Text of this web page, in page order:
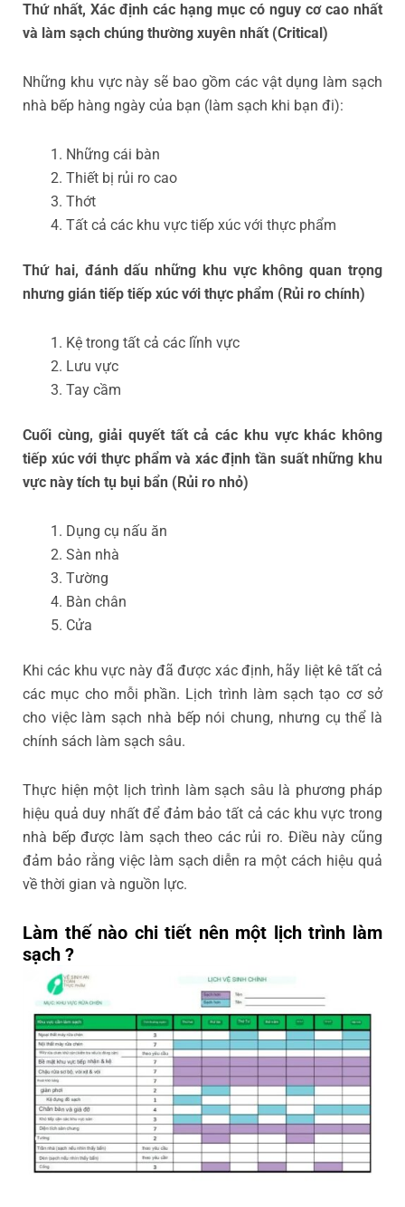
Thứ nhất, Xác định các hạng mục có nguy cơ cao nhất
và làm sạch chúng thường xuyên nhất (Critical)
Những khu vực này sẽ bao gồm các vật dụng làm sạch
nhà bếp hàng ngày của bạn (làm sạch khi bạn đi):
Những cái bàn
Thiết bị rủi ro cao
Thớt
Tất cả các khu vực tiếp xúc với thực phẩm
Thứ hai, đánh dấu những khu vực không quan trọng
nhưng gián tiếp tiếp xúc với thực phẩm (Rủi ro chính)
Kệ trong tất cả các lĩnh vực
Lưu vực
Tay cầm
Cuối cùng, giải quyết tất cả các khu vực khác không
tiếp xúc với thực phẩm và xác định tần suất những khu
vực này tích tụ bụi bẩn (Rủi ro nhỏ)
Dụng cụ nấu ăn
Sàn nhà
Tường
Bàn chân
Cửa
Khi các khu vực này đã được xác định, hãy liệt kê tất cả
các mục cho mỗi phần. Lịch trình làm sạch tạo cơ sở
cho việc làm sạch nhà bếp nói chung, nhưng cụ thể là
chính sách làm sạch sâu.
Thực hiện một lịch trình làm sạch sâu là phương pháp
hiệu quả duy nhất để đảm bảo tất cả các khu vực trong
nhà bếp được làm sạch theo các rủi ro. Điều này cũng
đảm bảo rằng việc làm sạch diễn ra một cách hiệu quả
về thời gian và nguồn lực.
Làm thế nào chi tiết nên một lịch trình làm
sạch ?